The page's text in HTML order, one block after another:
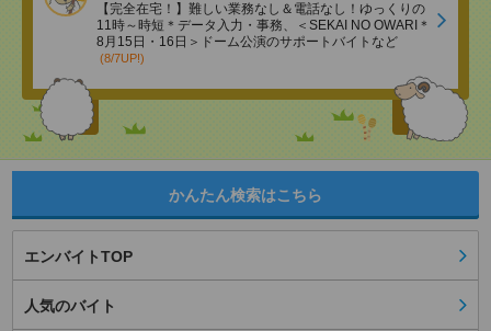
【完全在宅！】難しい業務なし＆電話なし！ゆっくりの
11時～時短＊データ入力・事務、＜SEKAI NO OWARI＊
8月15日・16日＞ドーム公演のサポートバイトなど
(8/7UP!)
かんたん検索はこちら
エンバイトTOP
人気のバイト